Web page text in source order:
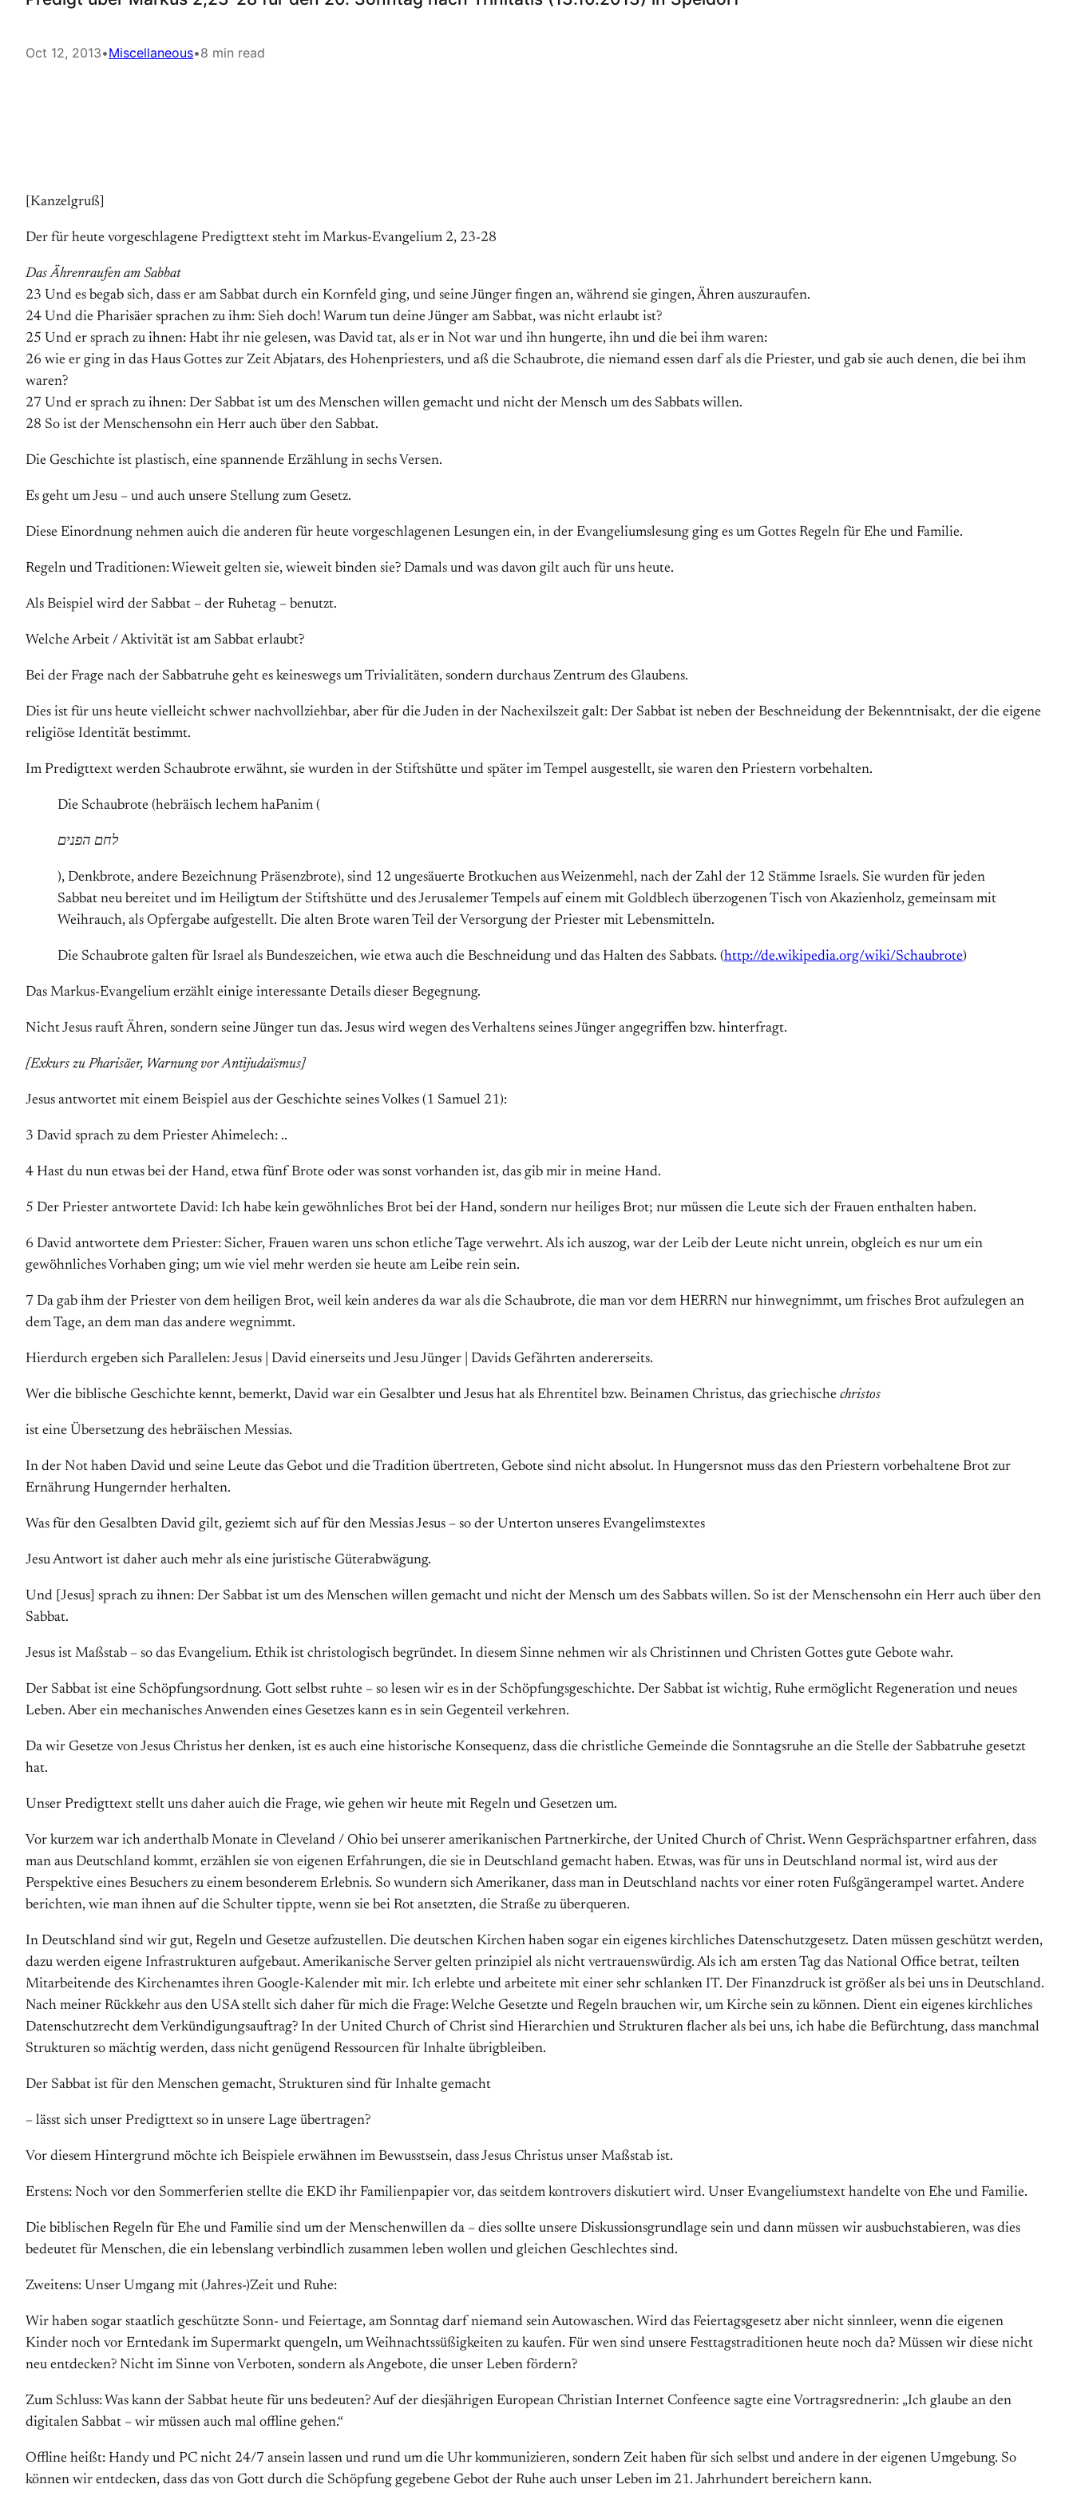
Oct 12, 2013•Miscellaneous•8 min read
[Kanzelgruß]
Der für heute vorgeschlagene Predigttext steht im Markus-Evangelium 2, 23-28
Das Ährenraufen am Sabbat
23 Und es begab sich, dass er am Sabbat durch ein Kornfeld ging, und seine Jünger fingen an, während sie gingen, Ähren auszuraufen.
24 Und die Pharisäer sprachen zu ihm: Sieh doch! Warum tun deine Jünger am Sabbat, was nicht erlaubt ist?
25 Und er sprach zu ihnen: Habt ihr nie gelesen, was David tat, als er in Not war und ihn hungerte, ihn und die bei ihm waren:
26 wie er ging in das Haus Gottes zur Zeit Abjatars, des Hohenpriesters, und aß die Schaubrote, die niemand essen darf als die Priester, und gab sie auch denen, die bei ihm
waren?
27 Und er sprach zu ihnen: Der Sabbat ist um des Menschen willen gemacht und nicht der Mensch um des Sabbats willen.
28 So ist der Menschensohn ein Herr auch über den Sabbat.
Die Geschichte ist plastisch, eine spannende Erzählung in sechs Versen.
Es geht um Jesu – und auch unsere Stellung zum Gesetz.
Diese Einordnung nehmen auich die anderen für heute vorgeschlagenen Lesungen ein, in der Evangeliumslesung ging es um Gottes Regeln für Ehe und Familie.
Regeln und Traditionen: Wieweit gelten sie, wieweit binden sie? Damals und was davon gilt auch für uns heute.
Als Beispiel wird der Sabbat – der Ruhetag – benutzt.
Welche Arbeit / Aktivität ist am Sabbat erlaubt?
Bei der Frage nach der Sabbatruhe geht es keineswegs um Trivialitäten, sondern durchaus Zentrum des Glaubens.
Dies ist für uns heute vielleicht schwer nachvollziehbar, aber für die Juden in der Nachexilszeit galt: Der Sabbat ist neben der Beschneidung der Bekenntnisakt, der die eigene
religiöse Identität bestimmt.
Im Predigttext werden Schaubrote erwähnt, sie wurden in der Stiftshütte und später im Tempel ausgestellt, sie waren den Priestern vorbehalten.
Die Schaubrote (hebräisch lechem haPanim (
לחם הפנים
), Denkbrote, andere Bezeichnung Präsenzbrote), sind 12 ungesäuerte Brotkuchen aus Weizenmehl, nach der Zahl der 12 Stämme Israels. Sie wurden für jeden
Sabbat neu bereitet und im Heiligtum der Stiftshütte und des Jerusalemer Tempels auf einem mit Goldblech überzogenen Tisch von Akazienholz, gemeinsam mit
Weihrauch, als Opfergabe aufgestellt. Die alten Brote waren Teil der Versorgung der Priester mit Lebensmitteln.
Die Schaubrote galten für Israel als Bundeszeichen, wie etwa auch die Beschneidung und das Halten des Sabbats. (http://de.wikipedia.org/wiki/Schaubrote)
Das Markus-Evangelium erzählt einige interessante Details dieser Begegnung.
Nicht Jesus rauft Ähren, sondern seine Jünger tun das. Jesus wird wegen des Verhaltens seines Jünger angegriffen bzw. hinterfragt.
[Exkurs zu Pharisäer, Warnung vor Antijudaïsmus]
Jesus antwortet mit einem Beispiel aus der Geschichte seines Volkes (1 Samuel 21):
3 David sprach zu dem Priester Ahimelech: ..
4 Hast du nun etwas bei der Hand, etwa fünf Brote oder was sonst vorhanden ist, das gib mir in meine Hand.
5 Der Priester antwortete David: Ich habe kein gewöhnliches Brot bei der Hand, sondern nur heiliges Brot; nur müssen die Leute sich der Frauen enthalten haben.
6 David antwortete dem Priester: Sicher, Frauen waren uns schon etliche Tage verwehrt. Als ich auszog, war der Leib der Leute nicht unrein, obgleich es nur um ein
gewöhnliches Vorhaben ging; um wie viel mehr werden sie heute am Leibe rein sein.
7 Da gab ihm der Priester von dem heiligen Brot, weil kein anderes da war als die Schaubrote, die man vor dem HERRN nur hinwegnimmt, um frisches Brot aufzulegen an
dem Tage, an dem man das andere wegnimmt.
Hierdurch ergeben sich Parallelen: Jesus | David einerseits und Jesu Jünger | Davids Gefährten andererseits.
Wer die biblische Geschichte kennt, bemerkt, David war ein Gesalbter und Jesus hat als Ehrentitel bzw. Beinamen Christus, das griechische christos
ist eine Übersetzung des hebräischen Messias.
In der Not haben David und seine Leute das Gebot und die Tradition übertreten, Gebote sind nicht absolut. In Hungersnot muss das den Priestern vorbehaltene Brot zur
Ernährung Hungernder herhalten.
Was für den Gesalbten David gilt, geziemt sich auf für den Messias Jesus – so der Unterton unseres Evangelimstextes
Jesu Antwort ist daher auch mehr als eine juristische Güterabwägung.
Und [Jesus] sprach zu ihnen: Der Sabbat ist um des Menschen willen gemacht und nicht der Mensch um des Sabbats willen. So ist der Menschensohn ein Herr auch über den
Sabbat.
Jesus ist Maßstab – so das Evangelium. Ethik ist christologisch begründet. In diesem Sinne nehmen wir als Christinnen und Christen Gottes gute Gebote wahr.
Der Sabbat ist eine Schöpfungsordnung. Gott selbst ruhte – so lesen wir es in der Schöpfungsgeschichte. Der Sabbat ist wichtig, Ruhe ermöglicht Regeneration und neues
Leben. Aber ein mechanisches Anwenden eines Gesetzes kann es in sein Gegenteil verkehren.
Da wir Gesetze von Jesus Christus her denken, ist es auch eine historische Konsequenz, dass die christliche Gemeinde die Sonntagsruhe an die Stelle der Sabbatruhe gesetzt
hat.
Unser Predigttext stellt uns daher auich die Frage, wie gehen wir heute mit Regeln und Gesetzen um.
Vor kurzem war ich anderthalb Monate in Cleveland / Ohio bei unserer amerikanischen Partnerkirche, der United Church of Christ. Wenn Gesprächspartner erfahren, dass
man aus Deutschland kommt, erzählen sie von eigenen Erfahrungen, die sie in Deutschland gemacht haben. Etwas, was für uns in Deutschland normal ist, wird aus der
Perspektive eines Besuchers zu einem besonderem Erlebnis. So wundern sich Amerikaner, dass man in Deutschland nachts vor einer roten Fußgängerampel wartet. Andere
berichten, wie man ihnen auf die Schulter tippte, wenn sie bei Rot ansetzten, die Straße zu überqueren.
In Deutschland sind wir gut, Regeln und Gesetze aufzustellen. Die deutschen Kirchen haben sogar ein eigenes kirchliches Datenschutzgesetz. Daten müssen geschützt werden,
dazu werden eigene Infrastrukturen aufgebaut. Amerikanische Server gelten prinzipiel als nicht vertrauenswürdig. Als ich am ersten Tag das National Office betrat, teilten
Mitarbeitende des Kirchenamtes ihren Google-Kalender mit mir. Ich erlebte und arbeitete mit einer sehr schlanken IT. Der Finanzdruck ist größer als bei uns in Deutschland.
Nach meiner Rückkehr aus den USA stellt sich daher für mich die Frage: Welche Gesetzte und Regeln brauchen wir, um Kirche sein zu können. Dient ein eigenes kirchliches
Datenschutzrecht dem Verkündigungsauftrag? In der United Church of Christ sind Hierarchien und Strukturen flacher als bei uns, ich habe die Befürchtung, dass manchmal
Strukturen so mächtig werden, dass nicht genügend Ressourcen für Inhalte übrigbleiben.
Der Sabbat ist für den Menschen gemacht, Strukturen sind für Inhalte gemacht
– lässt sich unser Predigttext so in unsere Lage übertragen?
Vor diesem Hintergrund möchte ich Beispiele erwähnen im Bewusstsein, dass Jesus Christus unser Maßstab ist.
Erstens: Noch vor den Sommerferien stellte die EKD ihr Familienpapier vor, das seitdem kontrovers diskutiert wird. Unser Evangeliumstext handelte von Ehe und Familie.
Die biblischen Regeln für Ehe und Familie sind um der Menschenwillen da – dies sollte unsere Diskussionsgrundlage sein und dann müssen wir ausbuchstabieren, was dies
bedeutet für Menschen, die ein lebenslang verbindlich zusammen leben wollen und gleichen Geschlechtes sind.
Zweitens: Unser Umgang mit (Jahres-)Zeit und Ruhe:
Wir haben sogar staatlich geschützte Sonn- und Feiertage, am Sonntag darf niemand sein Autowaschen. Wird das Feiertagsgesetz aber nicht sinnleer, wenn die eigenen
Kinder noch vor Erntedank im Supermarkt quengeln, um Weihnachtssüßigkeiten zu kaufen. Für wen sind unsere Festtagstraditionen heute noch da? Müssen wir diese nicht
neu entdecken? Nicht im Sinne von Verboten, sondern als Angebote, die unser Leben fördern?
Zum Schluss: Was kann der Sabbat heute für uns bedeuten? Auf der diesjährigen European Christian Internet Confeence sagte eine Vortragsrednerin: „Ich glaube an den
digitalen Sabbat – wir müssen auch mal offline gehen.“
Offline heißt: Handy und PC nicht 24/7 ansein lassen und rund um die Uhr kommunizieren, sondern Zeit haben für sich selbst und andere in der eigenen Umgebung. So
können wir entdecken, dass das von Gott durch die Schöpfung gegebene Gebot der Ruhe auch unser Leben im 21. Jahrhundert bereichern kann.